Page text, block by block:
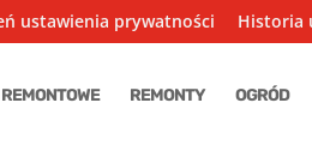
ustawienia prywatności Historia
REMONTY OGRÓD